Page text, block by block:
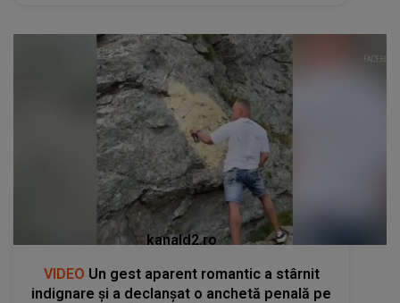
kanald2.ro
VIDEO Un gest aparent romantic a stârnit
indignare și a declanșat o anchetă penală pe